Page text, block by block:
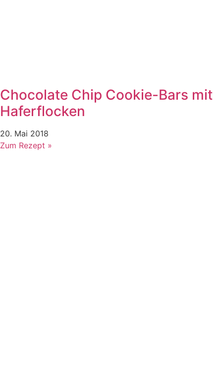
Chocolate Chip Cookie-Bars mit
Haferflocken
20. Mai 2018
Zum Rezept »